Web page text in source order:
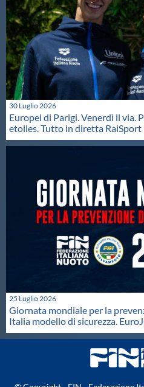
30 Luglio 2026
Europei di Parigi. Venerdì il via.
etoiles. Tutto in diretta RaiSport
25 Luglio 2026
Giornata mondiale per la
Italia modello di sicurezza.